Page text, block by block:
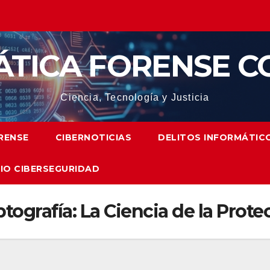
FORENSE
Ciencia, Tecnología y Justicia
CIBERNOTICIAS DELITOS
CIBERSEGURIDAD
La Ciencia de la